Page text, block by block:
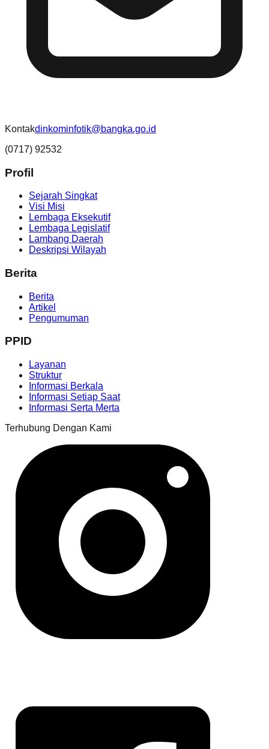
Kontakdinkominfotik@bangka.go.id
(0717) 92532
Profil
Sejarah Singkat
Visi Misi
Lembaga Eksekutif
Lembaga Legislatif
Lambang Daerah
Deskripsi Wilayah
Berita
Berita
Artikel
Pengumuman
PPID
Layanan
Struktur
Informasi Berkala
Informasi Setiap Saat
Informasi Serta Merta
Terhubung Dengan Kami